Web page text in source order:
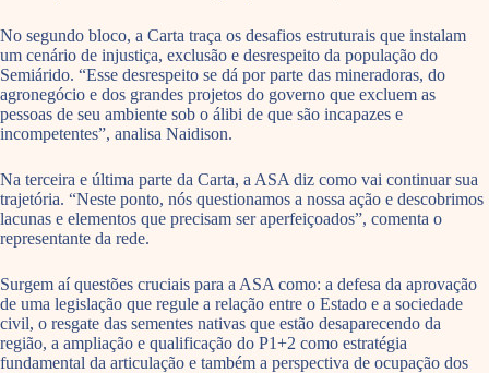
No segundo bloco, a Carta traça os desafios estruturais que instalam
um cenário de injustiça, exclusão e desrespeito da população do
Semiárido. “Esse desrespeito se dá por parte das mineradoras, do
agronegócio e dos grandes projetos do governo que excluem as
pessoas de seu ambiente sob o álibi de que são incapazes e
incompetentes”, analisa Naidison.
Na terceira e última parte da Carta, a ASA diz como vai continuar sua
trajetória. “Neste ponto, nós questionamos a nossa ação e descobrimos
lacunas e elementos que precisam ser aperfeiçoados”, comenta o
representante da rede.
Surgem aí questões cruciais para a ASA como: a defesa da aprovação
de uma legislação que regule a relação entre o Estado e a sociedade
civil, o resgate das sementes nativas que estão desaparecendo da
região, a ampliação e qualificação do P1+2 como estratégia
fundamental da articulação e também a perspectiva de ocupação dos